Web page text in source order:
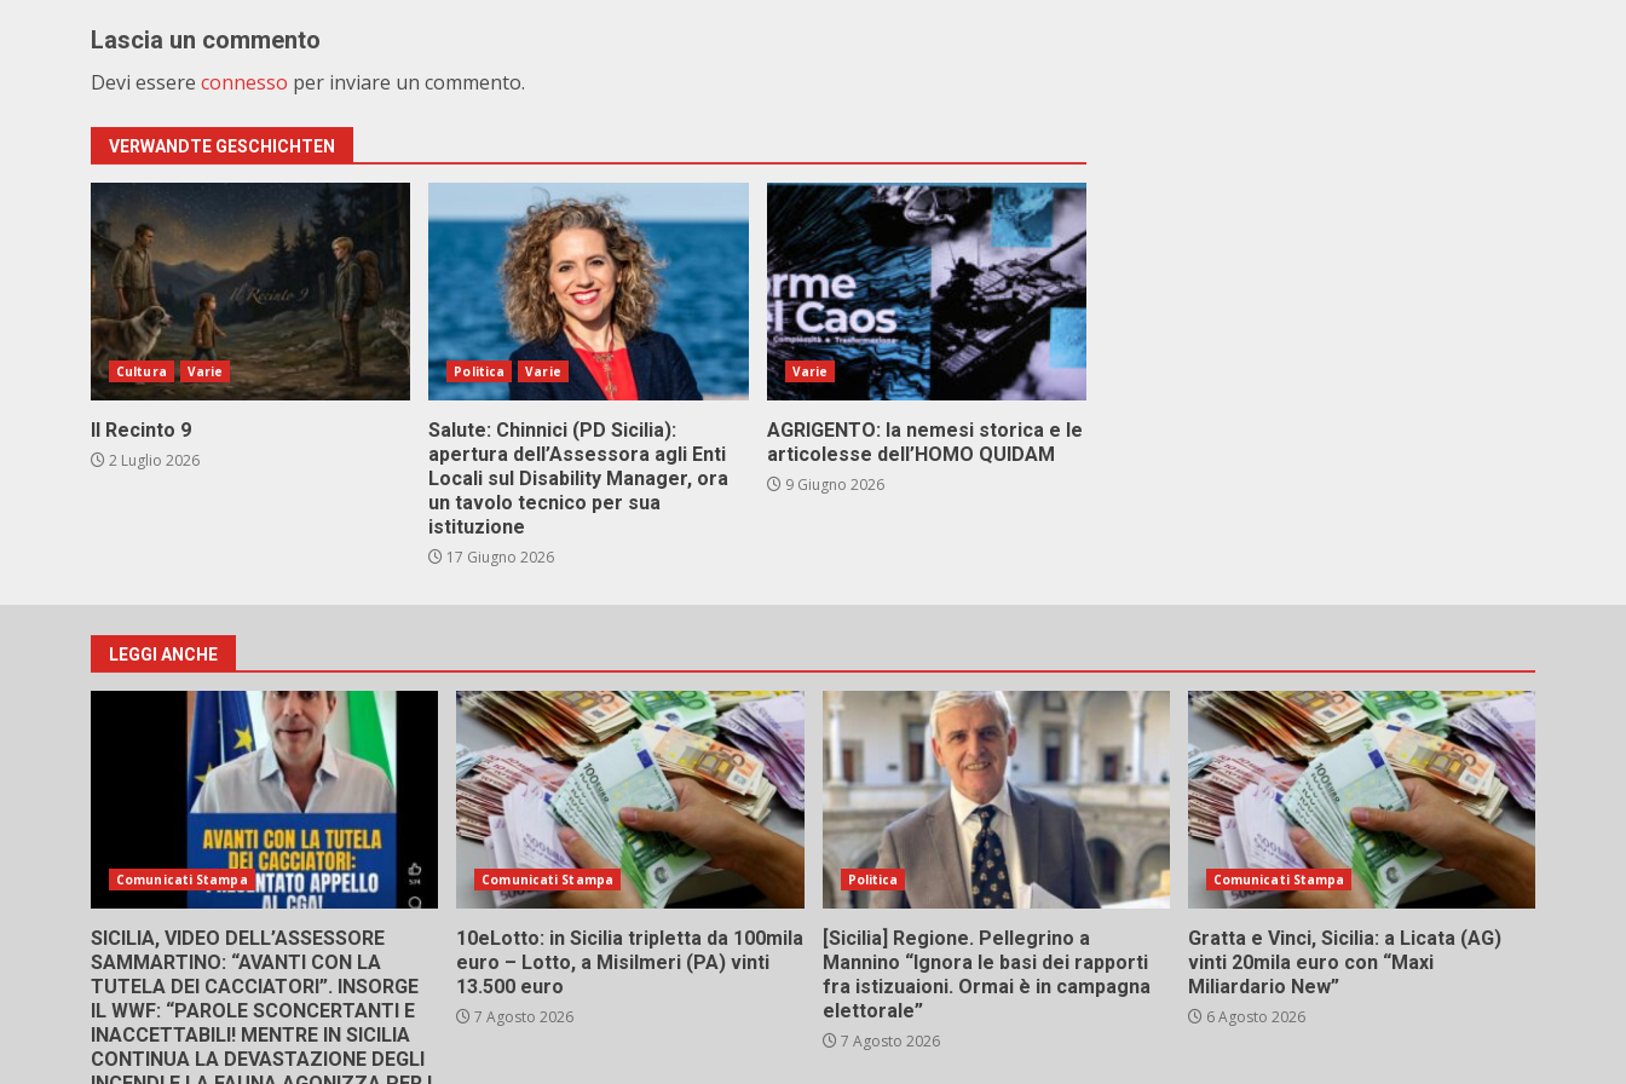
Lascia un commento
Devi essere connesso per inviare un commento.
VERWANDTE GESCHICHTEN
Cultura Varie
Il Recinto 9
2 Luglio 2026
Politica Varie
Salute: Chinnici (PD Sicilia):
apertura dell’Assessora agli Enti
Locali sul Disability Manager, ora
un tavolo tecnico per sua
istituzione
17 Giugno 2026
Varie
AGRIGENTO: la nemesi storica e le
articolesse dell’HOMO QUIDAM
9 Giugno 2026
LEGGI ANCHE
Comunicati Stampa
SICILIA, VIDEO DELL’ASSESSORE
SAMMARTINO: “AVANTI CON LA
TUTELA DEI CACCIATORI”. INSORGE
IL WWF: “PAROLE SCONCERTANTI E
INACCETTABILI! MENTRE IN SICILIA
CONTINUA LA DEVASTAZIONE DEGLI
Comunicati Stampa
10eLotto: in Sicilia tripletta da 100mila
euro – Lotto, a Misilmeri (PA) vinti
13.500 euro
7 Agosto 2026
Politica
[Sicilia] Regione. Pellegrino a
Mannino “Ignora le basi dei rapporti
fra istizuaioni. Ormai è in campagna
elettorale”
7 Agosto 2026
Comunicati Stampa
Gratta e Vinci, Sicilia: a Licata (AG)
vinti 20mila euro con “Maxi
Miliardario New”
6 Agosto 2026